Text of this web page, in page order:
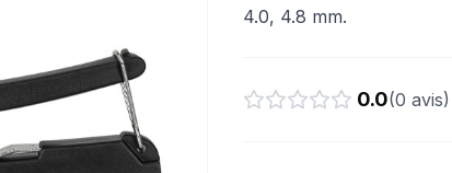
4.0, 4.8 mm.
0.0(0 avis)